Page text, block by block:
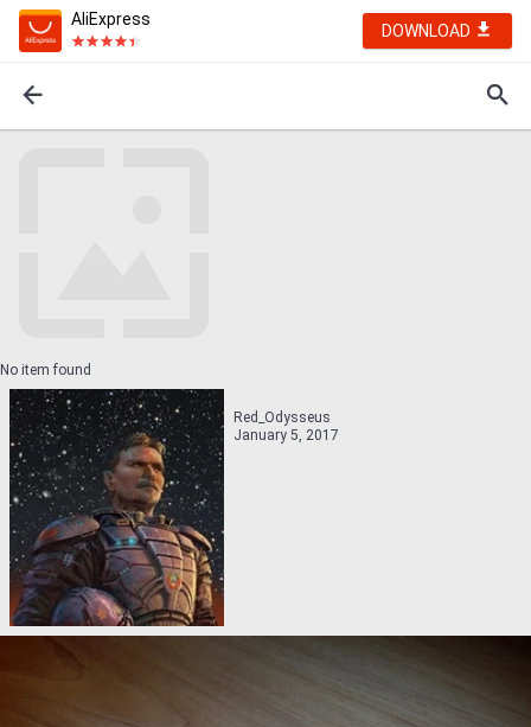
AliExpress
DOWNLOAD
No item found
Red_Odysseus
January 5, 2017